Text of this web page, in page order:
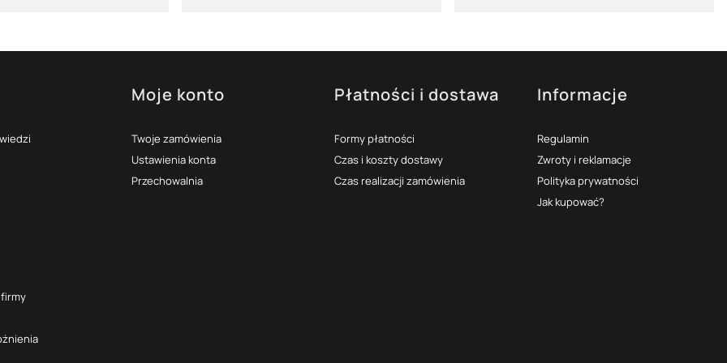
Moje konto
Twoje zamówienia
Ustawienia konta
Przechowalnia
Płatności i dostawa
Formy płatności
Czas i koszty dostawy
Czas realizacji zamówienia
Informacje
Regulamin
Zwroty i reklamacje
Polityka prywatności
Jak kupować?